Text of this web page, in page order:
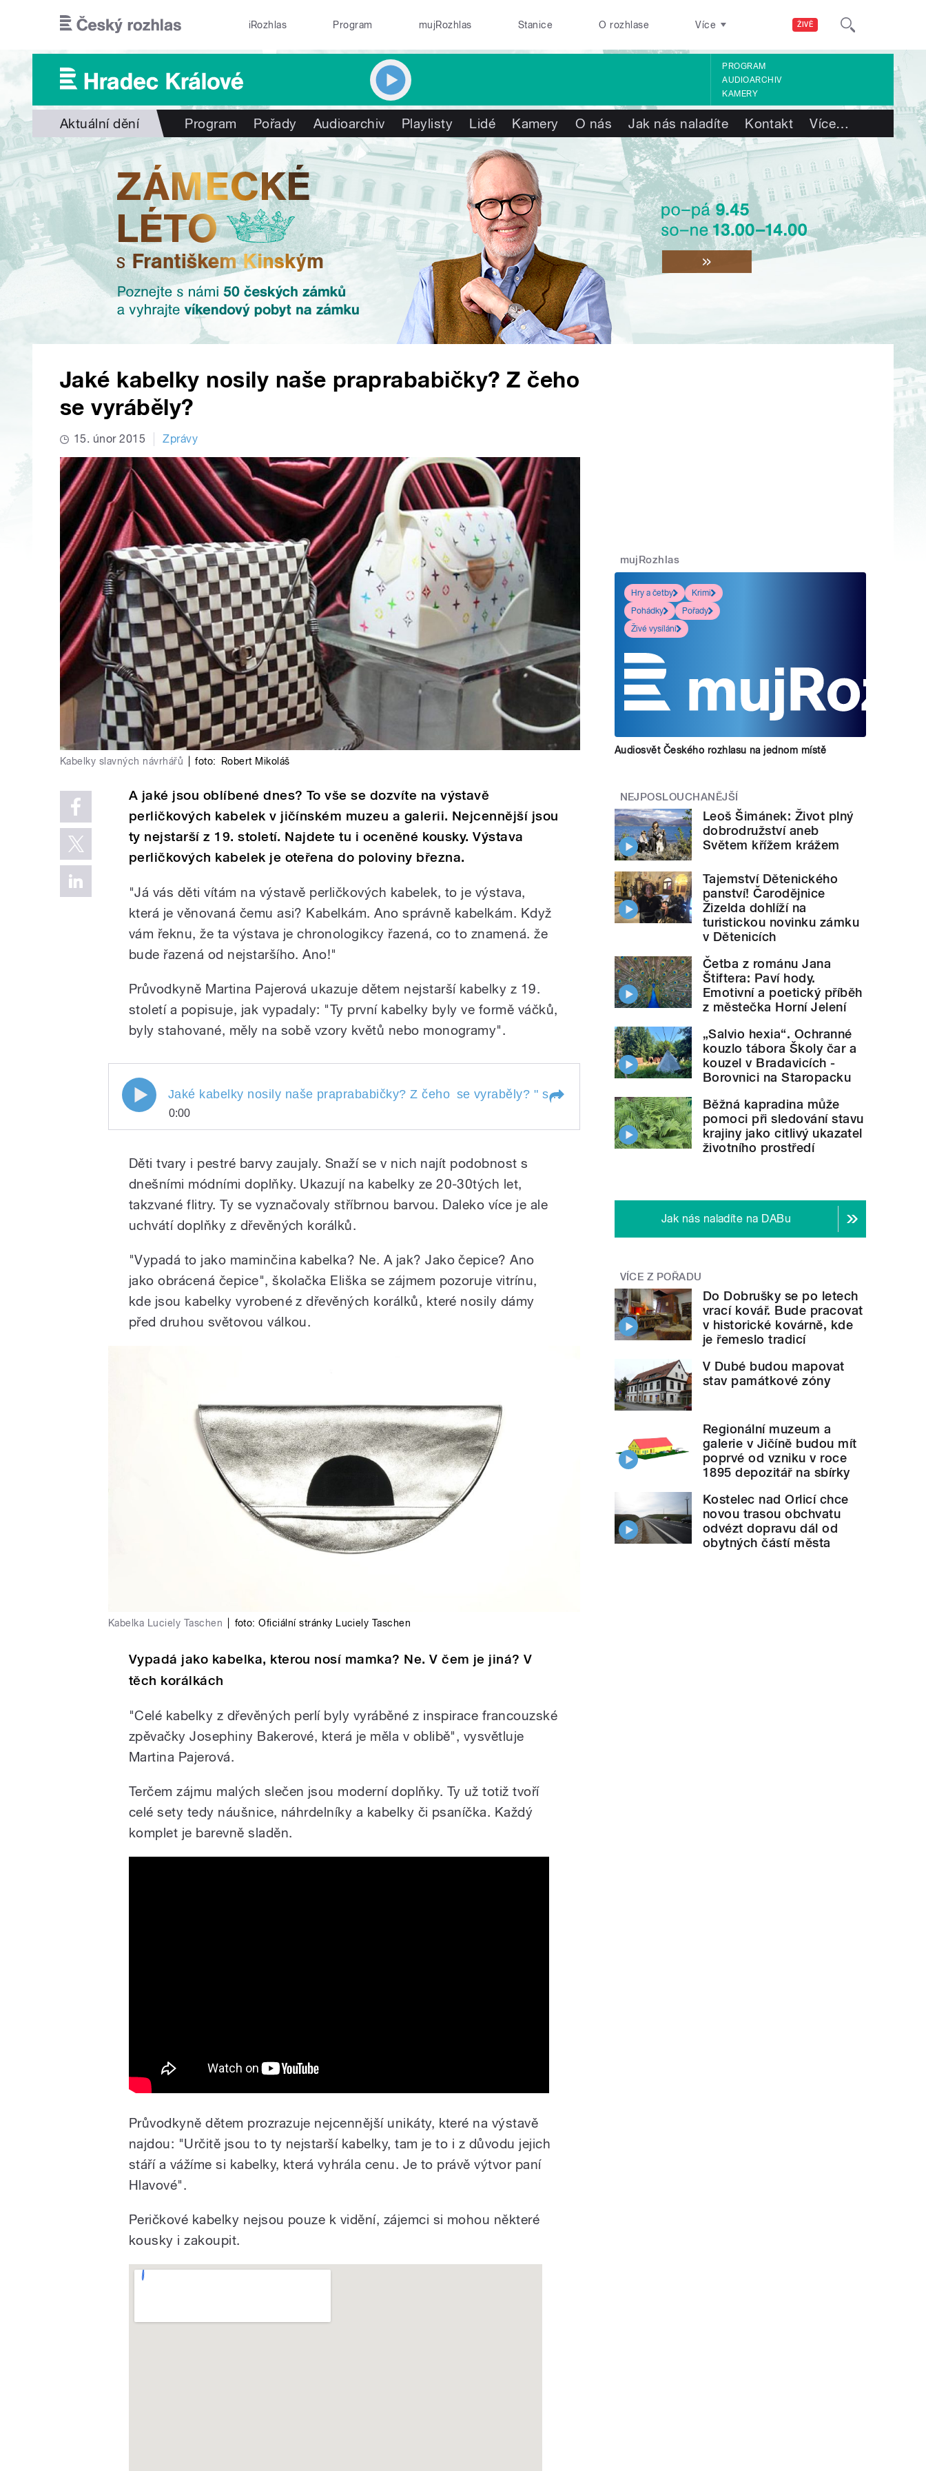
ŽIVĚ
iRozhlas Program mujRozhlas Stanice O rozhlase Více
PROGRAM
AUDIOARCHIV
KAMERY
Aktuální dění Program Pořady Audioarchiv Playlisty Lidé Kamery O nás Jak nás naladíte Kontakt Více…
Jaké kabelky nosily naše praprababičky? Z čeho
se vyráběly?
15. únor 2015 Zprávy
Kabelky slavných návrhářů foto: Robert Mikoláš
A jaké jsou oblíbené dnes? To vše se dozvíte na výstavě
perličkových kabelek v jičínském muzeu a galerii. Nejcennější jsou
ty nejstarší z 19. století. Najdete tu i oceněné kousky. Výstava
perličkových kabelek je oteřena do poloviny března.
"Já vás děti vítám na výstavě perličkových kabelek, to je výstava,
která je věnovaná čemu asi? Kabelkám. Ano správně kabelkám. Když
vám řeknu, že ta výstava je chronologikcy řazená, co to znamená. že
bude řazená od nejstaršího. Ano!"
Průvodkyně Martina Pajerová ukazuje dětem nejstarší kabelky z 19.
století a popisuje, jak vypadaly: "Ty první kabelky byly ve formě váčků,
byly stahované, měly na sobě vzory květů nebo monogramy".
Jaké kabelky nosily naše praprababičky? Z čeho se vyraběly?
Jaké kabelky nosily naše praprababičky? Z čeho se vyraběly? " style=""> Jaké kabelky nosily naše praprababičky? Z čeho
0:00
Z čeho
Děti tvary i pestré barvy zaujaly. Snaží se v nich najít podobnost s
dnešními módními doplňky. Ukazují na kabelky ze 20-30tých let,
takzvané flitry. Ty se vyznačovaly stříbrnou barvou. Daleko více je ale
uchvátí doplňky z dřevěných korálků.
"Vypadá to jako maminčina kabelka? Ne. A jak? Jako čepice? Ano
jako obrácená čepice", školačka Eliška se zájmem pozoruje vitrínu,
kde jsou kabelky vyrobené z dřevěných korálků, které nosily dámy
před druhou světovou válkou.
Kabelka Luciely Taschen foto: Oficiální stránky Luciely Taschen
Vypadá jako kabelka, kterou nosí mamka? Ne. V čem je jiná? V
těch korálkách
"Celé kabelky z dřevěných perlí byly vyráběné z inspirace francouzské
zpěvačky Josephiny Bakerové, která je měla v oblibě", vysvětluje
Martina Pajerová.
Terčem zájmu malých slečen jsou moderní doplňky. Ty už totiž tvoří
celé sety tedy náušnice, náhrdelníky a kabelky či psaníčka. Každý
komplet je barevně sladěn.
Průvodkyně dětem prozrazuje nejcennější unikáty, které na výstavě
najdou: "Určitě jsou to ty nejstarší kabelky, tam je to i z důvodu jejich
stáří a vážíme si kabelky, která vyhrála cenu. Je to právě výtvor paní
Hlavové".
Peričkové kabelky nejsou pouze k vidění, zájemci si mohou některé
kousky i zakoupit.
mujRozhlas
Hry a četby
Krimi
Pohádky
Pořady
Živé vysílání
Audiosvět Českého rozhlasu na jednom místě
NEJPOSLOUCHANĚJŠÍ
Leoš Šimánek: Život plný
dobrodružství aneb
Světem křížem krážem
Tajemství Dětenického
panství! Čarodějnice
Žizelda dohlíží na
turistickou novinku zámku
v Dětenicích
Četba z románu Jana
Štiftera: Paví hody.
Emotivní a poetický příběh
z městečka Horní Jelení
„Salvio hexia“. Ochranné
kouzlo tábora Školy čar a
kouzel v Bradavicích -
Borovnici na Staropacku
Běžná kapradina může
pomoci při sledování stavu
krajiny jako citlivý ukazatel
životního prostředí
Jak nás naladíte na DABu
VÍCE Z POŘADU
Do Dobrušky se po letech
vrací kovář. Bude pracovat
v historické kovárně, kde
je řemeslo tradicí
V Dubé budou mapovat
stav památkové zóny
Regionální muzeum a
galerie v Jičíně budou mít
poprvé od vzniku v roce
1895 depozitář na sbírky
Kostelec nad Orlicí chce
novou trasou obchvatu
odvézt dopravu dál od
obytných částí města